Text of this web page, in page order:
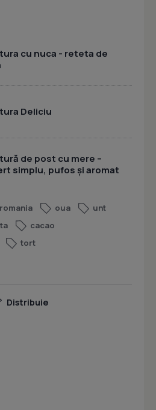
cu nuca - reteta de
Deliciu
de post cu mere –
simplu, pufos și aromat
oua
unt
cacao
tort
Distribuie